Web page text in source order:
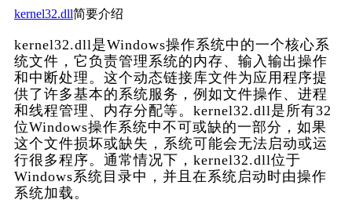
kernel32.dll简要介绍
kernel32.dll是Windows操作系统中的一个核心系
统文件，它负责管理系统的内存、输入输出操作
和中断处理。这个动态链接库文件为应用程序提
供了许多基本的系统服务，例如文件操作、进程
和线程管理、内存分配等。kernel32.dll是所有32
位Windows操作系统中不可或缺的一部分，如果
这个文件损坏或缺失，系统可能会无法启动或运
行很多程序。通常情况下，kernel32.dll位于
Windows系统目录中，并且在系统启动时由操作
系统加载。